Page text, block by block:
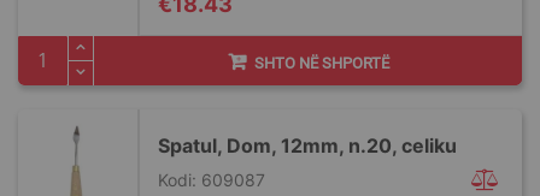
SHTO NË SHPORTË
Spatul, Dom, 12mm, n.20, celiku
Kodi: 609087